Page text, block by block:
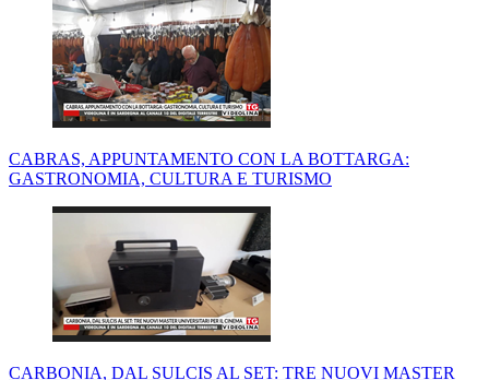
CABRAS, APPUNTAMENTO CON LA BOTTARGA:
GASTRONOMIA, CULTURA E TURISMO
CARBONIA, DAL SULCIS AL SET: TRE NUOVI MASTER